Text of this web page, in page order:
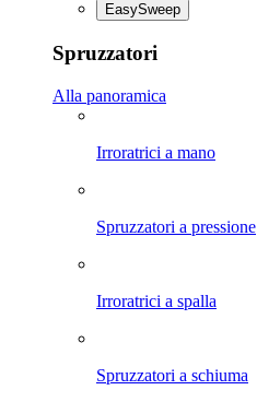
EasySweep
Spruzzatori
Alla panoramica
Irroratrici a mano
Spruzzatori a pressione
Irroratrici a spalla
Spruzzatori a schiuma